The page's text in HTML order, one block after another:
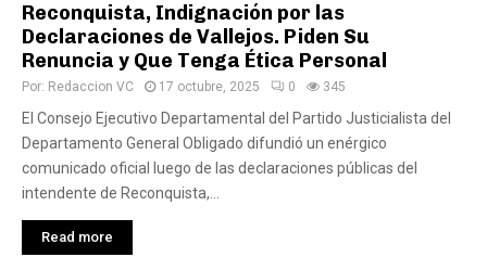
Reconquista, Indignación por las
Declaraciones de Vallejos. Piden Su
Renuncia y Que Tenga Ética Personal
Por: Redaccion VC 17 octubre, 2025 0 345
El Consejo Ejecutivo Departamental del Partido Justicialista del
Departamento General Obligado difundió un enérgico
comunicado oficial luego de las declaraciones públicas del
intendente de Reconquista,...
Read more